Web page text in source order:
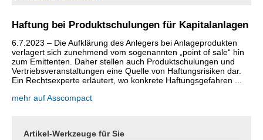
Haftung bei Produktschulungen für Kapitalanlagen
6.7.2023 – Die Aufklärung des Anlegers bei Anlageprodukten
verlagert sich zunehmend vom sogenannten „point of sale“ hin
zum Emittenten. Daher stellen auch Produktschulungen und
Vertriebsveranstaltungen eine Quelle von Haftungsrisiken dar.
Ein Rechtsexperte erläutert, wo konkrete Haftungsgefahren ...
mehr auf Asscompact
Artikel-Werkzeuge für Sie